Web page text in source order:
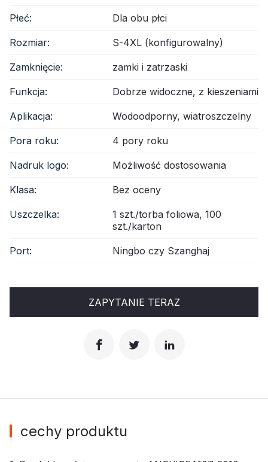
Płeć: Dla obu płci
Rozmiar: S-4XL (konfigurowalny)
Zamknięcie: zamki i zatrzaski
Funkcja: Dobrze widoczne, z kieszeniami
Aplikacja: Wodoodporny, wiatroszczelny
Pora roku: 4 pory roku
Nadruk logo: Możliwość dostosowania
Klasa: Bez oceny
Uszczelka:
1 szt./torba foliowa, 100
szt./karton
Port: Ningbo czy Szanghaj
ZAPYTANIE TERAZ
cechy produktu